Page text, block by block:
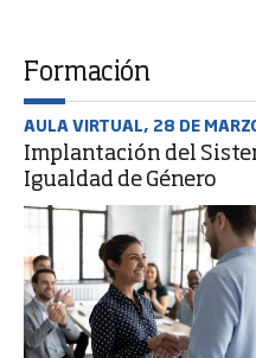
Formación
AULA VIRTUAL, 28 DE
Implantación del
Igualdad de Género